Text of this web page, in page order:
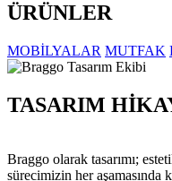
ÜRÜNLER
MOBİLYALAR MUTFAK
TASARIM
Braggo olarak tasarımı;
sürecimizin her